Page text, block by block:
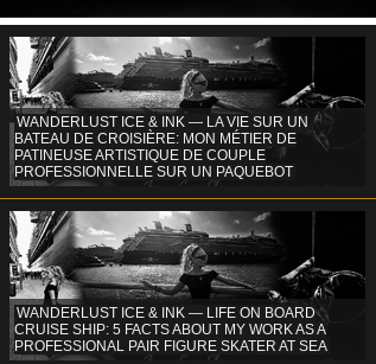
WANDERLUST ICE & INK — LA VIE SUR UN
BATEAU DE CROISIÈRE: MON MÉTIER DE
PATINEUSE ARTISTIQUE DE COUPLE
PROFESSIONNELLE SUR UN PAQUEBOT
WANDERLUST ICE & INK — LIFE ON BOARD
CRUISE SHIP: 5 FACTS ABOUT MY WORK AS A
PROFESSIONAL PAIR FIGURE SKATER AT SEA